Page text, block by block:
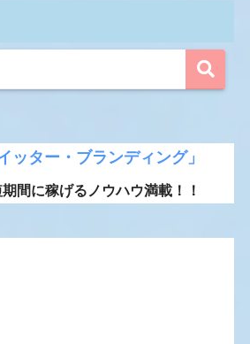
ッター・ブランディング」
間に稼げるノウハウ満載！！